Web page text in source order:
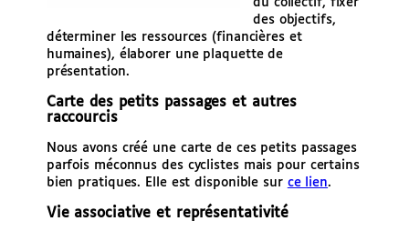
du collectif, fixer
des objectifs,
déterminer les ressources (financières et
humaines), élaborer une plaquette de
présentation.
Carte des petits passages et autres
raccourcis
Nous avons créé une carte de ces petits passages
parfois méconnus des cyclistes mais pour certains
bien pratiques. Elle est disponible sur ce lien.
Vie associative et représentativité